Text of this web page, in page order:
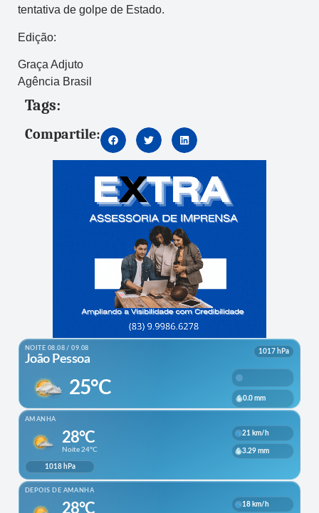
tentativa de golpe de Estado.
Edição:
Graça Adjuto
Agência Brasil
Tags:
Compartile: